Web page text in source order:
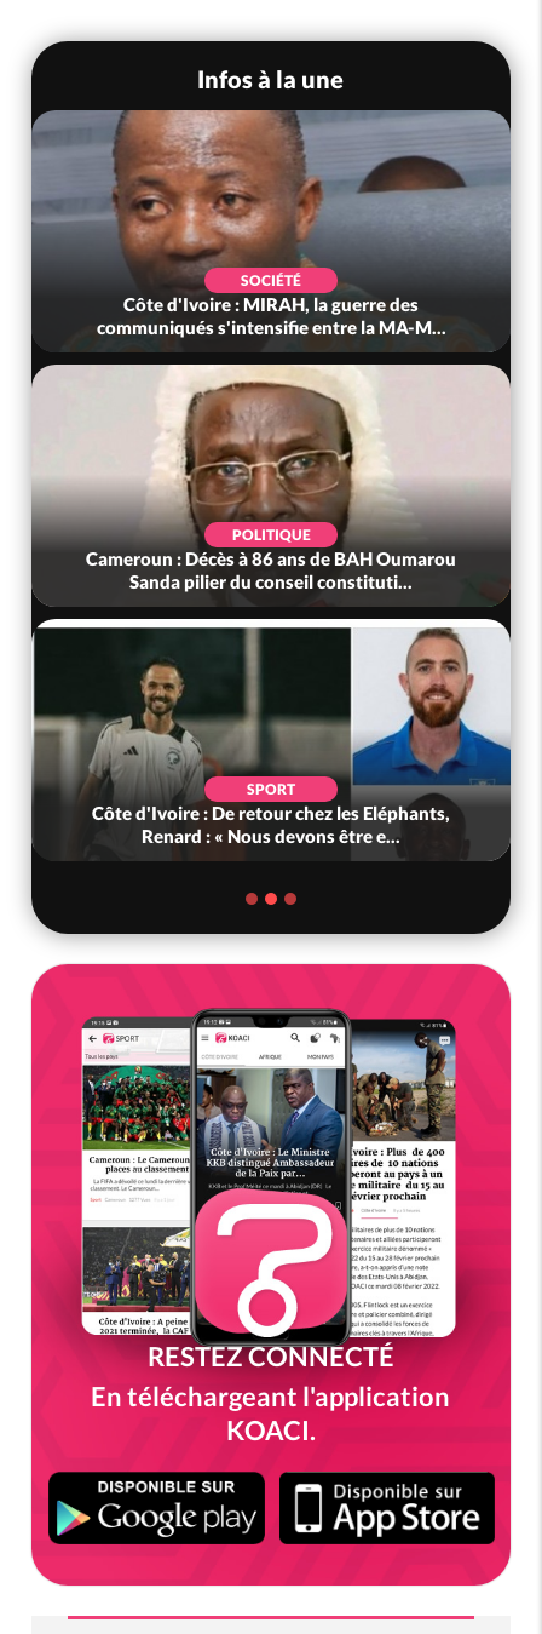
Infos à la une
SOCIÉTÉ
Côte d'Ivoire : MIRAH, la guerre des
communiqués s'intensifie entre la MA-M...
POLITIQUE
Cameroun : Décès à 86 ans de BAH Oumarou
Sanda pilier du conseil constituti...
SPORT
Côte d'Ivoire : De retour chez les Eléphants,
Renard : « Nous devons être e...
RESTEZ CONNECTÉ
En téléchargeant l'application
KOACI.